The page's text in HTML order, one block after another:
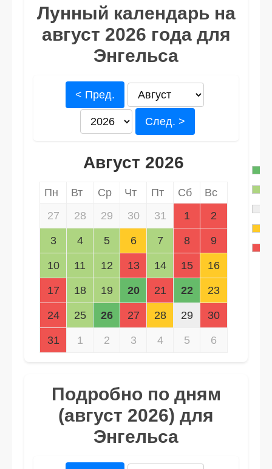
Лунный календарь на
август 2026 года для
Энгельса
< Пред.
След. >
Август 2026
Пн Вт Ср Чт Пт Сб
Вс
27
28 29 30 31 1 2
3 4 5 6 7 8 9
10 11 12 13 14 15 16
17 18 19 20 21 22 23
24 25 26 27 28 29 30
31 1 2 3 4 5 6
Подробно по дням
(август 2026) для
Энгельса